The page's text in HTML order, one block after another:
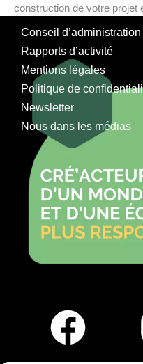
construction de votre projet
Conseil d’administration
Rapports d’activité
Mentions légales
Politique de
Newsletter
Nous dans les médias